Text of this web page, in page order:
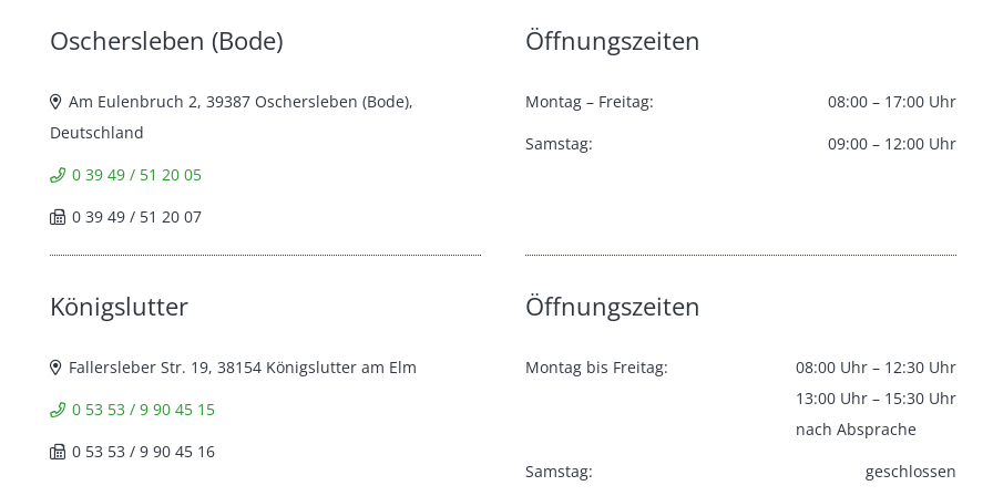
Oschersleben (Bode)
Am Eulenbruch 2, 39387 Oschersleben (Bode),
Deutschland
0 39 49 / 51 20 05
0 39 49 / 51 20 07
Öffnungszeiten
Montag – Freitag:
08:00 – 17:00 Uhr
Samstag:
09:00 – 12:00 Uhr
Königslutter
Fallersleber Str. 19, 38154 Königslutter am Elm
0 53 53 / 9 90 45 15
0 53 53 / 9 90 45 16
Öffnungszeiten
Montag bis Freitag:
08:00 Uhr – 12:30 Uhr
13:00 Uhr – 15:30 Uhr
nach Absprache
Samstag:
geschlossen